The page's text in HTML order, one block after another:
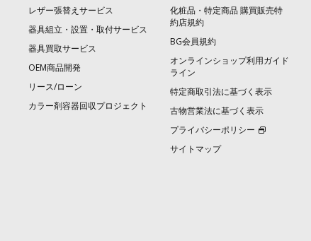
レザー張替えサービス
器具組立・設置・取付サービス
器具買取サービス
OEM商品開発
リース/ローン
カラー剤容器回収プロジェクト
化粧品・特定商品 購買販売特
約店規約
BG会員規約
オンラインショップ利用ガイド
ライン
特定商取引法に基づく表示
古物営業法に基づく表示
プライバシーポリシー
サイトマップ